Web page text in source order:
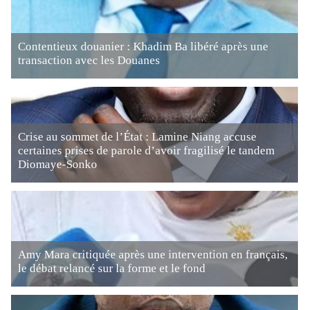
Contentieux douanier : Khadim Ba libéré après une
transaction avec les Douanes
Crise au sommet de l’État : Lamine Niang accuse
certaines prises de parole d’avoir fragilisé le tandem
Diomaye-Sonko
Amy Mara critiquée après une intervention en français,
le débat relancé sur la forme et le fond